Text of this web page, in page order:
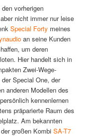
vorherigen
nicht immer nur leise
Special Forty meines
an seine Kunden
um deren
Hier handelt sich in
Zwei-Wege-
Special One, der
anderen Modellen des
kennenlernen
präparierte Raum des
Am bekannten
großen Kombi SA-T7